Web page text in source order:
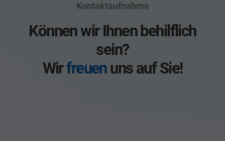
Kontaktaufnahme
Können wir Ihnen behilflich
sein?
Wirfreuenuns auf Sie!